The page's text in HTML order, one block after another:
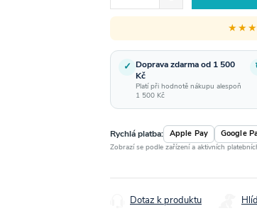
✓ Doprava zdarma od 1 500
Kč
Platí při hodnotě nákupu alespoň
1 500 Kč
Rychlá platba: Apple Pay Google
Zobrazí se podle zařízení a aktivních
Dotaz k produktu